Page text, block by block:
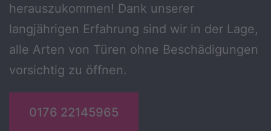
herauszukommen! Dank unserer
langjährigen Erfahrung sind wir in der Lage,
alle Arten von Türen ohne Beschädigungen
vorsichtig zu öffnen.
0176 22145965